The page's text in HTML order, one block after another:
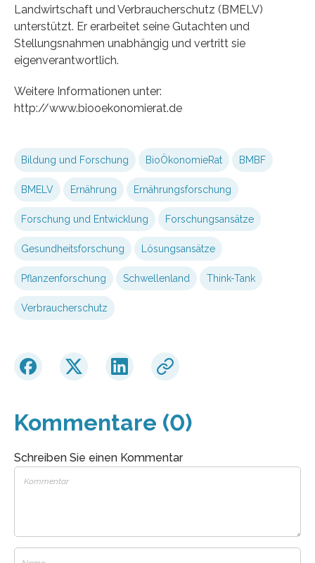
Landwirtschaft und Verbraucherschutz (BMELV)
unterstützt. Er erarbeitet seine Gutachten und
Stellungsnahmen unabhängig und vertritt sie
eigenverantwortlich.
Weitere Informationen unter:
http://www.biooekonomierat.de
Bildung und Forschung BioÖkonomieRat BMBF
BMELV Ernährung Ernährungsforschung
Forschung und Entwicklung Forschungsansätze
Gesundheitsforschung Lösungsansätze
Pflanzenforschung Schwellenland Think-Tank
Verbraucherschutz
Kommentare (0)
Schreiben Sie einen Kommentar